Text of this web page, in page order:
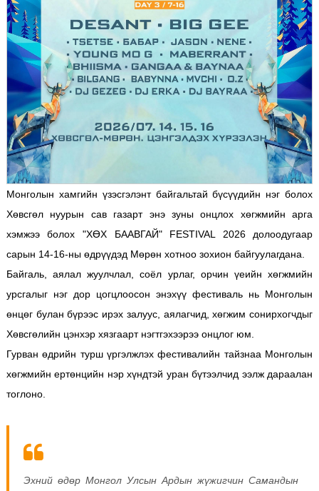
Монголын хамгийн үзэсгэлэнт байгальтай бүсүүдийн нэг болох
Хөвсгөл нуурын сав газарт энэ зуны онцлох хөгжмийн арга
хэмжээ болох "ХӨХ БААВГАЙ" FESTIVAL 2026 долоодугаар
сарын 14-16-ны өдрүүдэд Мөрөн хотноо зохион байгуулагдана.
Байгаль, аялал жуулчлал, соёл урлаг, орчин үеийн хөгжмийн
урсгалыг нэг дор цогцлоосон энэхүү фестиваль нь Монголын
өнцөг булан бүрээс ирэх залуус, аялагчид, хөгжим сонирхогчдыг
Хөвсгөлийн цэнхэр хязгаарт нэгтгэхээрээ онцлог юм.
Гурван өдрийн турш үргэлжлэх фестивалийн тайзнаа Монголын
хөгжмийн ертөнцийн нэр хүндтэй уран бүтээлчид ээлж дараалан
тоглоно.
Эхний өдөр Монгол Улсын Ардын жүжигчин Самандын